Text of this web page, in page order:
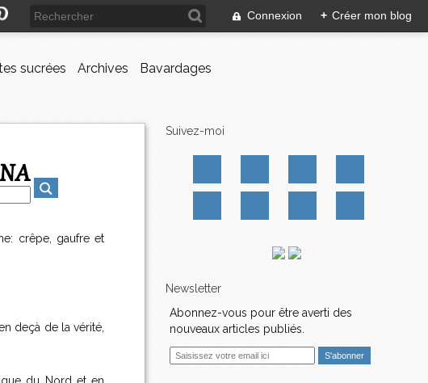
Connexion + Créer mon blog
sucrées Archives Bavardages
crêpe, gaufre et
deçà de la vérité,
Suivez-moi
Newsletter
Abonnez-vous pour être averti des
nouveaux articles publiés.